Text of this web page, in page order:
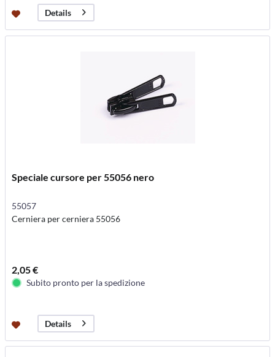
Details
Speciale cursore per 55056 nero
55057
Cerniera per cerniera 55056
2,05 €
Subito pronto per la spedizione
Details